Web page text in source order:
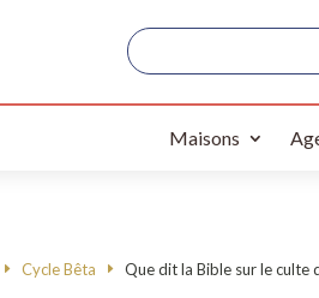
Maisons
Cycle Bêta Que dit la Bible sur le culte